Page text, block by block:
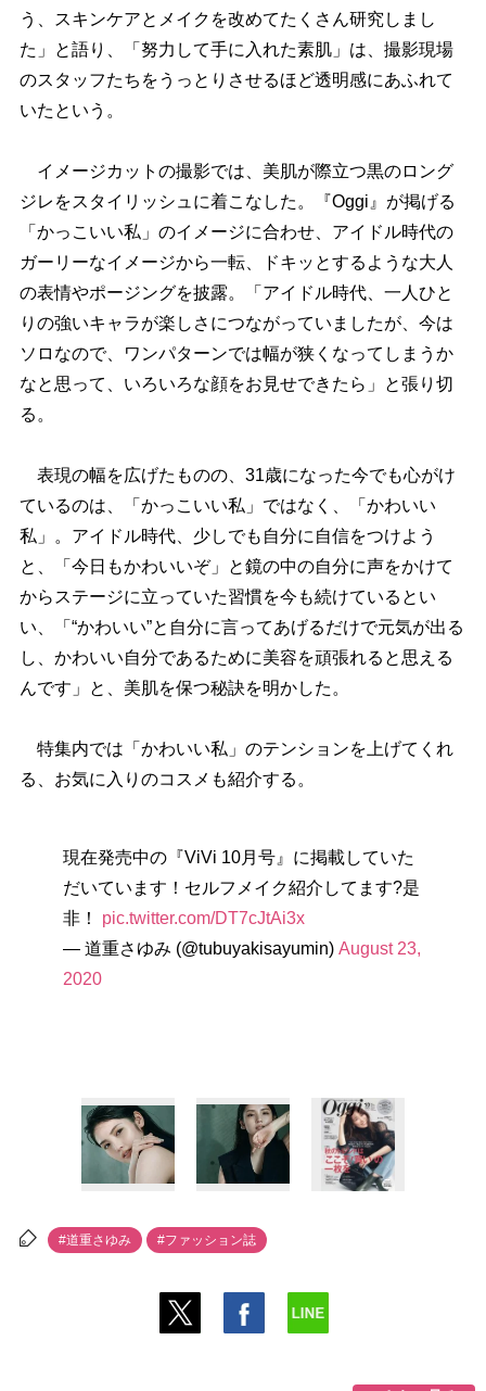
う、スキンケアとメイクを改めてたくさん研究しまし
た」と語り、「努力して手に入れた素肌」は、撮影現場
のスタッフたちをうっとりさせるほど透明感にあふれて
いたという。
イメージカットの撮影では、美肌が際立つ黒のロング
ジレをスタイリッシュに着こなした。『Oggi』が掲げる
「かっこいい私」のイメージに合わせ、アイドル時代の
ガーリーなイメージから一転、ドキッとするような大人
の表情やポージングを披露。「アイドル時代、一人ひと
りの強いキャラが楽しさにつながっていましたが、今は
ソロなので、ワンパターンでは幅が狭くなってしまうか
なと思って、いろいろな顔をお見せできたら」と張り切
る。
表現の幅を広げたものの、31歳になった今でも心がけ
ているのは、「かっこいい私」ではなく、「かわいい
私」。アイドル時代、少しでも自分に自信をつけよう
と、「今日もかわいいぞ」と鏡の中の自分に声をかけて
からステージに立っていた習慣を今も続けているとい
い、「“かわいい”と自分に言ってあげるだけで元気が出る
し、かわいい自分であるために美容を頑張れると思える
んです」と、美肌を保つ秘訣を明かした。
特集内では「かわいい私」のテンションを上げてくれ
る、お気に入りのコスメも紹介する。
現在発売中の『ViVi 10月号』に掲載していた
だいています！セルフメイク紹介してます?是
非！ pic.twitter.com/DT7cJtAi3x
— 道重さゆみ (@tubuyakisayumin) August 23,
2020
#道重さゆみ #ファッション誌